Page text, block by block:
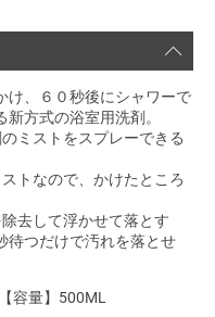
け、６０秒後にシャワーで
方式の浴室用洗剤。
ミストをスプレーできる
トなので、かけたところ
去して浮かせて落とす
待つだけで汚れを落とせ
容量】500ML